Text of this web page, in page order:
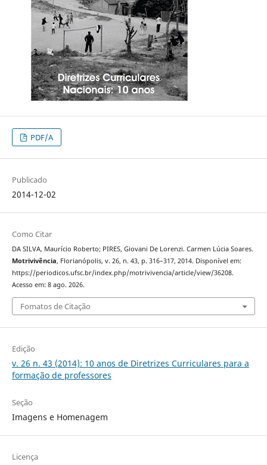
PDF/A
Publicado
2014-12-02
Como Citar
DA SILVA, Maurício Roberto; PIRES, Giovani De Lorenzi. Carmen Lúcia Soares.
Motrivivência, Florianópolis, v. 26, n. 43, p. 316–317, 2014. Disponível em:
https://periodicos.ufsc.br/index.php/motrivivencia/article/view/36208.
Acesso em: 8 ago. 2026.
Fomatos de Citação
Edição
v. 26 n. 43 (2014): 10 anos de Diretrizes Curriculares para a
formação de professores
Seção
Imagens e Homenagem
Licença